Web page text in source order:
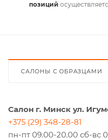
позиций
САЛОНЫ С ОБРАЗЦАМИ
Салон г. Минск ул.
+375 (29) 348-28-81
пн-пт 09.00-20.00 сб-вс